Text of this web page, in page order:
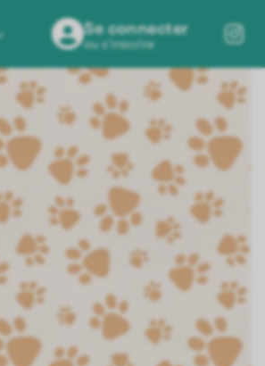
Se connecter
ou s'inscrire